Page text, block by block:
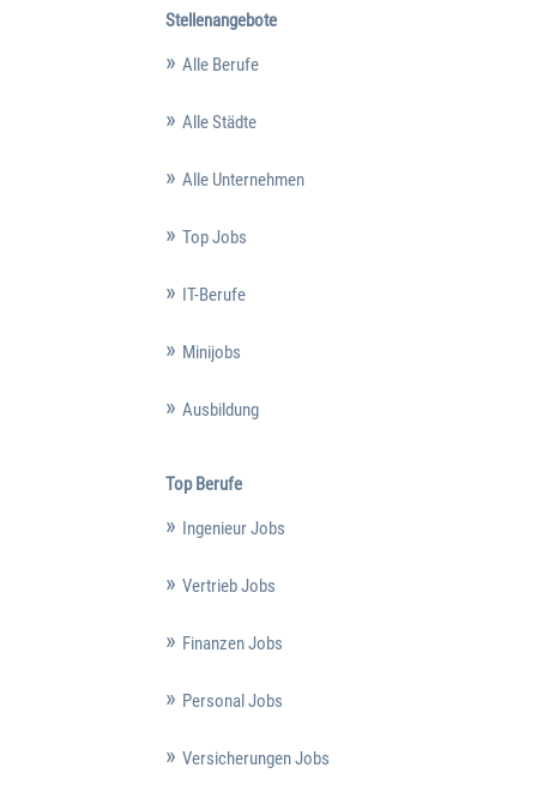
Stellenangebote
Alle Berufe
Alle Städte
Alle Unternehmen
Top Jobs
IT-Berufe
Minijobs
Ausbildung
Top Berufe
Ingenieur Jobs
Vertrieb Jobs
Finanzen Jobs
Personal Jobs
Versicherungen Jobs